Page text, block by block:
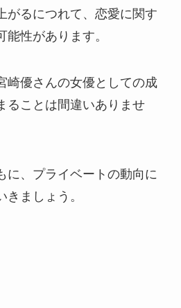
がるにつれて、恋愛に関す
性があります。
崎優さんの女優としての成
ることは間違いありませ
に、プライベートの動向に
きましょう。